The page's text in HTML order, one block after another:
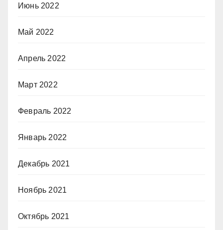
Июнь 2022
Май 2022
Апрель 2022
Март 2022
Февраль 2022
Январь 2022
Декабрь 2021
Ноябрь 2021
Октябрь 2021